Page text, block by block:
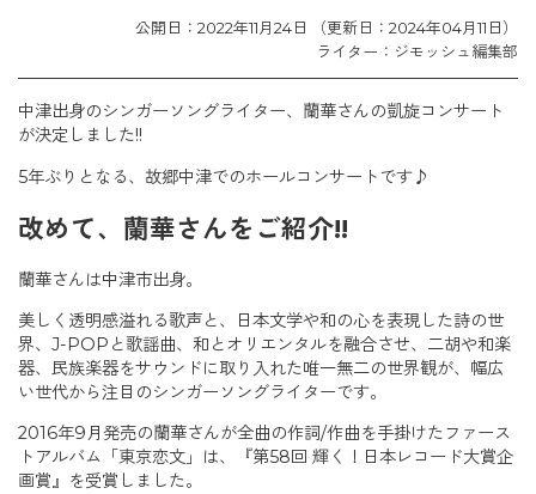
公開日：2022年11月24日 （更新日：2024年04月11日）
ライター：ジモッシュ編集部
中津出身のシンガーソングライター、蘭華さんの凱旋コンサート
が決定しました!!
5年ぶりとなる、故郷中津でのホールコンサートです♪
改めて、蘭華さんをご紹介!!
蘭華さんは中津市出身。
美しく透明感溢れる歌声と、日本文学や和の心を表現した詩の世
界、J-POPと歌謡曲、和とオリエンタルを融合させ、二胡や和楽
器、民族楽器をサウンドに取り入れた唯一無二の世界観が、幅広
い世代から注目のシンガーソングライターです。
2016年9月発売の蘭華さんが全曲の作詞/作曲を手掛けたファース
トアルバム「東京恋文」は、『第58回 輝く！日本レコード大賞企
画賞』を受賞しました。